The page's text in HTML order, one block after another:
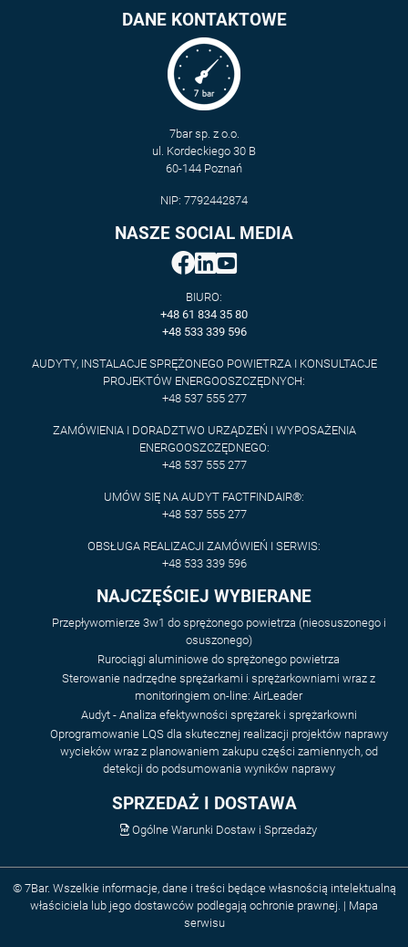
DANE KONTAKTOWE
7bar sp. z o.o.
ul. Kordeckiego 30 B
60-144 Poznań
NIP: 7792442874
NASZE SOCIAL MEDIA
BIURO:
+48 61 834 35 80
+48 533 339 596
AUDYTY, INSTALACJE SPRĘŻONEGO POWIETRZA I KONSULTACJE
PROJEKTÓW ENERGOOSZCZĘDNYCH:
+48 537 555 277
ZAMÓWIENIA I DORADZTWO URZĄDZEŃ I WYPOSAŻENIA
ENERGOOSZCZĘDNEGO:
+48 537 555 277
UMÓW SIĘ NA AUDYT FACTFINDAIR®:
+48 537 555 277
OBSŁUGA REALIZACJI ZAMÓWIEŃ I SERWIS:
+48 533 339 596
NAJCZĘŚCIEJ WYBIERANE
Przepływomierze 3w1 do sprężonego powietrza (nieosuszonego i
osuszonego)
Rurociągi aluminiowe do sprężonego powietrza
Sterowanie nadrzędne sprężarkami i sprężarkowniami wraz z
monitoringiem on-line: AirLeader
Audyt - Analiza efektywności sprężarek i sprężarkowni
Oprogramowanie LQS dla skutecznej realizacji projektów naprawy
wycieków wraz z planowaniem zakupu części zamiennych, od
detekcji do podsumowania wyników naprawy
SPRZEDAŻ I DOSTAWA
Ogólne Warunki Dostaw i Sprzedaży
© 7Bar. Wszelkie informacje, dane i treści będące własnością intelektualną
właściciela lub jego dostawców podlegają ochronie prawnej. | Mapa
serwisu